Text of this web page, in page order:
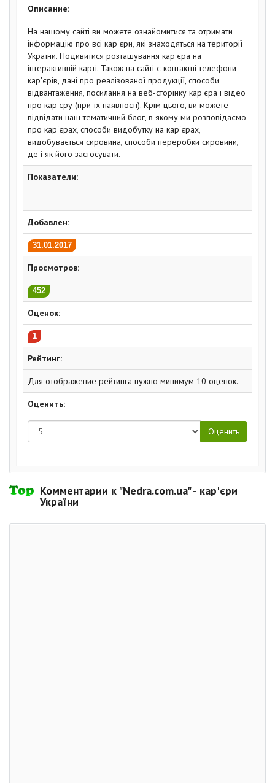
Описание:
На нашому сайті ви можете ознайомитися та отримати
інформацію про всі кар'єри, які знаходяться на території
України. Подивитися розташування кар'єра на
інтерактивній карті. Також на сайті є контактні телефони
кар'єрів, дані про реалізованої продукції, способи
відвантаження, посилання на веб-сторінку кар'єра і відео
про кар'єру (при їх наявності). Крім цього, ви можете
відвідати наш тематичний блог, в якому ми розповідаємо
про кар'єрах, способи видобутку на кар'єрах,
видобувається сировина, способи переробки сировини,
де і як його застосувати.
Показатели:
Добавлен:
31.01.2017
Просмотров:
452
Оценок:
1
Рейтинг:
Для отображение рейтинга нужно минимум 10 оценок.
Оценить:
Комментарии к "Nedra.com.ua" - кар'єри
України